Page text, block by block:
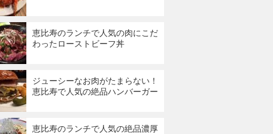
恵比寿のランチで人気の肉にこだ
わったローストビーフ丼
ジューシーなお肉がたまらない！
恵比寿で人気の絶品ハンバーガー
恵比寿のランチで人気の絶品濃厚